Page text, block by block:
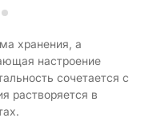
хранения, а
настроение
сочетается с
растворяется в